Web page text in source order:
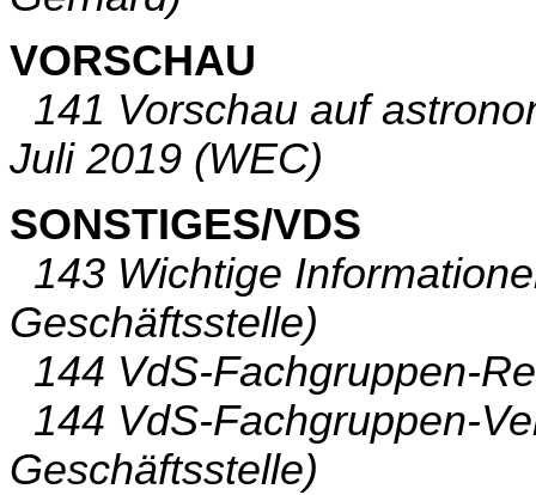
VORSCHAU
141 Vorschau auf
Juli 2019 (WEC)
SONSTIGES/VDS
143 Wichtige
Geschäftsstelle)
144 VdS-Fachgruppen-
144 VdS-Fachgruppen-
Geschäftsstelle)